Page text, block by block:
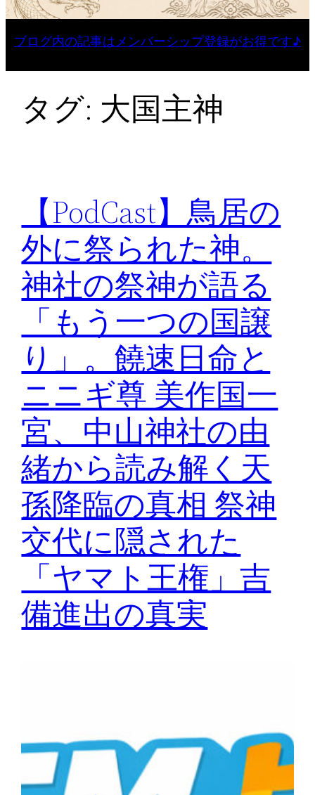
ブログ内の記事はメンバーシップ登録がお得です♪
タグ: 大国主神
【PodCast】鳥居の
外に祭られた神。
神社の祭神が語る
「もう一つの国譲
り」。饒速日命と
ニニギ尊 美作国一
宮、中山神社の由
緒から読み解く天
孫降臨の真相 祭神
交代に隠された
「ヤマト王権」吉
備進出の真実